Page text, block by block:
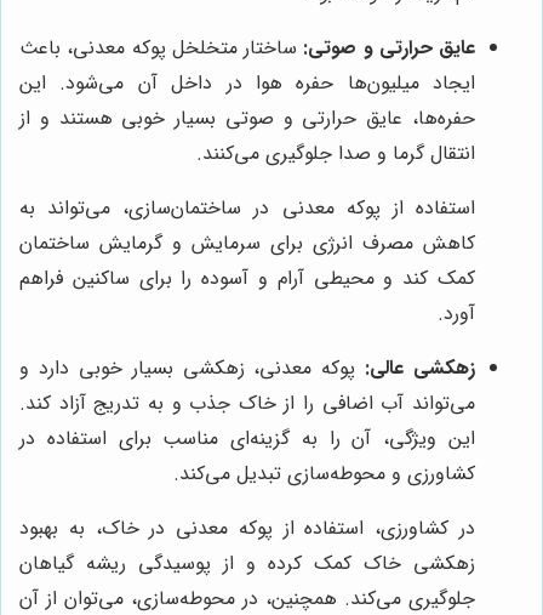
عایق حرارتی و صوتی: ساختار متخلخل پوکه معدنی، باعث
ایجاد میلیون‌ها حفره هوا در داخل آن می‌شود. این
حفره‌ها، عایق حرارتی و صوتی بسیار خوبی هستند و از
انتقال گرما و صدا جلوگیری می‌کنند.
استفاده از پوکه معدنی در ساختمان‌سازی، می‌تواند به
کاهش مصرف انرژی برای سرمایش و گرمایش ساختمان
کمک کند و محیطی آرام و آسوده را برای ساکنین فراهم
آورد.
زهکشی عالی: پوکه معدنی، زهکشی بسیار خوبی دارد و
می‌تواند آب اضافی را از خاک جذب و به تدریج آزاد کند.
این ویژگی، آن را به گزینه‌ای مناسب برای استفاده در
کشاورزی و محوطه‌سازی تبدیل می‌کند.
در کشاورزی، استفاده از پوکه معدنی در خاک، به بهبود
زهکشی خاک کمک کرده و از پوسیدگی ریشه گیاهان
جلوگیری می‌کند. همچنین، در محوطه‌سازی، می‌توان از آن